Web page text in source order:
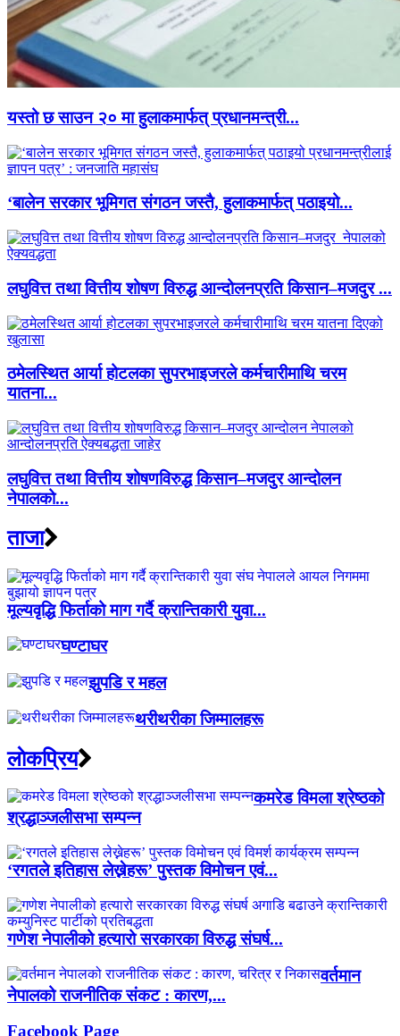
यस्तो छ साउन २० मा हुलाकमार्फत् प्रधानमन्त्री...
‘बालेन सरकार भूमिगत संगठन जस्तै, हुलाकमार्फत् पठाइयो...
लघुवित्त तथा वित्तीय शोषण विरुद्ध आन्दोलनप्रति किसान–मजदुर ...
ठमेलस्थित आर्या होटलका सुपरभाइजरले कर्मचारीमाथि चरम
यातना...
लघुवित्त तथा वित्तीय शोषणविरुद्ध किसान–मजदुर आन्दोलन
नेपालको...
ताजा
मूल्यवृद्धि फिर्ताको माग गर्दै क्रान्तिकारी युवा...
घण्टाघर
झुपडि र महल
थरीथरीका जिम्मालहरू
लाेकप्रिय
कमरेड विमला श्रेष्ठको
श्रद्धाञ्जलीसभा सम्पन्न
‘रगतले इतिहास लेख्नेहरू’ पुस्तक विमोचन एवं...
गणेश नेपालीको हत्यारो सरकारका विरुद्ध संघर्ष...
वर्तमान
नेपालको राजनीतिक संकट : कारण,...
Facebook Page